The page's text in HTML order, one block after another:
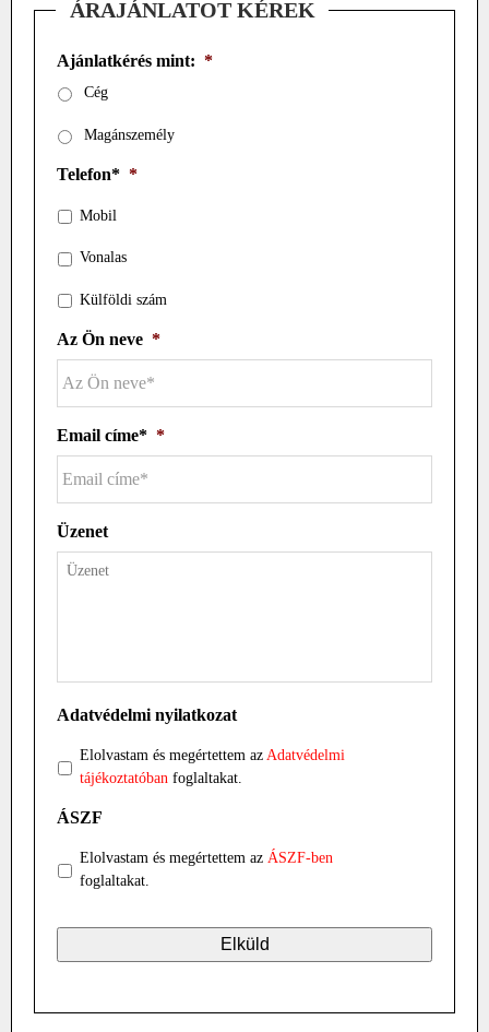
ÁRAJÁNLATOT KÉREK
Ajánlatkérés mint: *
Cég
Magánszemély
Telefon* *
Mobil
Vonalas
Külföldi szám
Az Ön neve *
Email címe* *
Üzenet
Adatvédelmi nyilatkozat
Elolvastam és megértettem az Adatvédelmi
tájékoztatóban foglaltakat.
ÁSZF
Elolvastam és megértettem az ÁSZF-ben
foglaltakat.